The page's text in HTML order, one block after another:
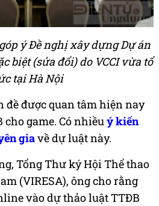
ý Đề nghị xây dựng Dự án
biệt (sửa đổi) do VCCI vừa tổ
tại Hà Nội
được quan tâm hiện nay
game. Có nhiềuý kiến
giavề dự luật này.
Tổng Thư ký Hội Thể thao
(VIRESA), ông cho rằng
vào dự thảo luật TTĐB